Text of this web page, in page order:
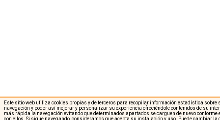
Este sitio web utiliza cookies propias y de terceros para recopilar información estadística sobre
navegación y poder así mejorar y personalizar su experiencia ofreciéndole contenidos de su
más rápida la navegación evitando que determinados apartados se carguen de nuevo
con ellos. Si sigue navegando, consideramos que acepta su instalación y uso. Puede cambiar la